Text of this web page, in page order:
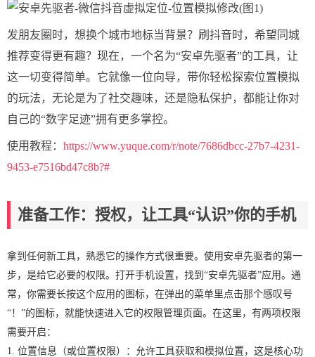
发朋友圈时，想换个城市地标当背景？刷抖音时，希望同城
推荐变得更有趣？现在，一个名为“安卓先驱者”的工具，让
这一切变得简单。它就像一位向导，带你轻松探索位置模拟
的玩法，无论是为了社交趣味，还是隐私保护，都能让你对
自己的“数字足迹”拥有更多掌控。
使用教程： https://www.yuque.com/r/note/7686dbcc-27b7-4231-
9453-e7516bd47c8b?#
准备工作：授权，让工具“认识”你的手机
拿到任何新工具，熟悉它的操作方式很重要。使用安卓先驱者的第一
步，是给它必要的权限。打开手机设置，找到“安卓先驱者”应用。通
常，你需要长按这个应用的图标，在弹出的菜单里点击那个感叹号
“！”的图标，就能快速进入它的权限管理页面。在这里，有两项权限
需要开启：
位置信息（或位置权限）：允许工具获取和模拟位置，这是核心功